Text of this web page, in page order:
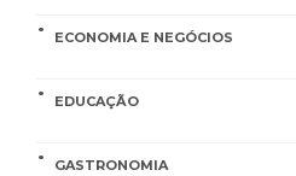
ECONOMIA E NEGÓCIOS
EDUCAÇÃO
GASTRONOMIA